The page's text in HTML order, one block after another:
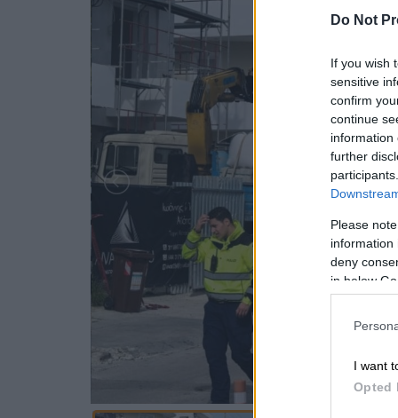
Do Not
If you wish
sensitive
confirm
continue
information
further
Please
information
deny
in below
I want
Opted